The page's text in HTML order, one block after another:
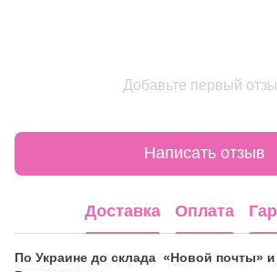
Добавьте первый
Написать отзыв
Доставка Оплата
По Украине до склада «Новой почты»